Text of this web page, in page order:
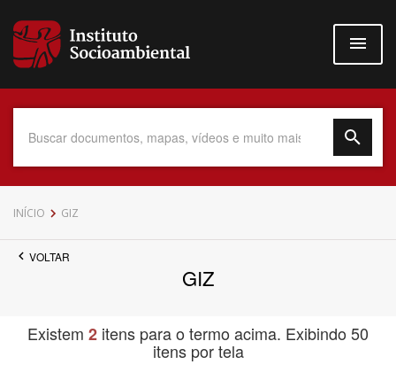
para
conteúdo
Data do Documento
INÍCIO GIZ
VOLTAR
GIZ
Existem 2 itens para o termo acima. Exibindo 50
itens por tela